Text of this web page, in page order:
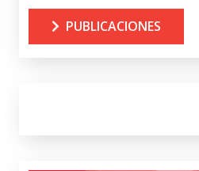
PUBLICACIONES